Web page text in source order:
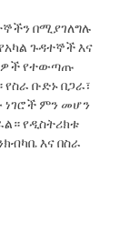
በሚያገለግሉ
ጉዳተኞች እና
የተውጣጡ
የስራ ቡድኑ በጋራ፣
ነገሮች ምን መሆን
የዲስትሪክቱ
እና በስራ